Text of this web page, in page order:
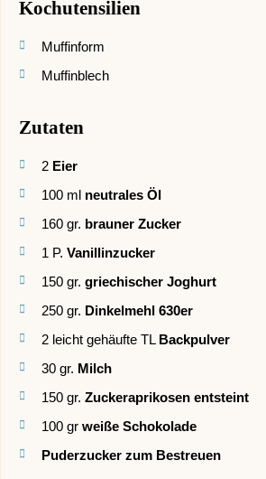
Kochutensilien
Muffinform
Muffinblech
Zutaten
2 Eier
100 ml neutrales Öl
160 gr. brauner Zucker
1 P. Vanillinzucker
150 gr. griechischer Joghurt
250 gr. Dinkelmehl 630er
2 leicht gehäufte TL Backpulver
30 gr. Milch
150 gr. Zuckeraprikosen entsteint
100 gr weiße Schokolade
Puderzucker zum Bestreuen